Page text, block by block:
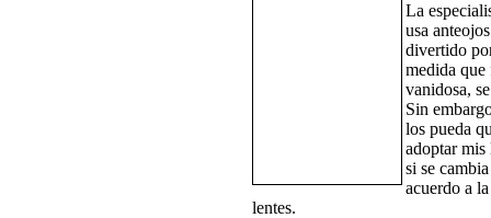
La
usa
divertido
medida que
vanidosa,
Sin
los pueda
adoptar mis
si se
acuerdo a
lentes.